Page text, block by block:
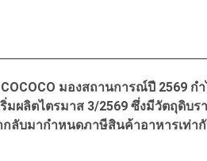
มองสถานการณ์ปี 2569
มผลิตไตรมาส 3/2569 ซึ่งมีวัตถุดิบ
กลับมากำหนดภาษีสินค้าอาหารเท่า